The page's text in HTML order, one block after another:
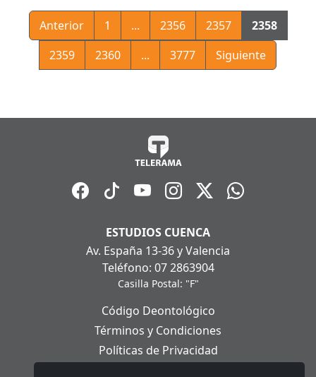
Anterior 1 ... 2356 2357
2358
2359
2360 ... 3777 Siguiente
ESTUDIOS CUENCA
Av. España 13-36 y Valencia
Teléfono: 07 2863904
Casilla Postal: "F"
Código Deontológico
Términos y Condiciones
Políticas de Privacidad